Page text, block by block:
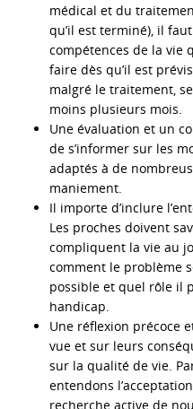
médical et du
qu’il est terminé), il
compétences de la vie
faire dès qu’il est
malgré le traitement,
moins plusieurs mois.
Une évaluation et un
de s’informer sur les
adaptés à de
maniement.
Il importe d’inclure
Les proches doivent
compliquent la vie au
comment le problème
possible et quel rôle il
handicap.
Une réflexion précoce
vue et sur leurs
sur la qualité de vie.
entendons
recherche active de